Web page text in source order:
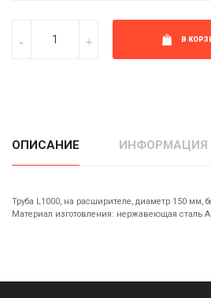
В
ОПИСАНИЕ ИНФОРМАЦИЯ
Труба L1000, на расширителе, диаметр 150 мм,
Материал изготовления: нержавеющая сталь